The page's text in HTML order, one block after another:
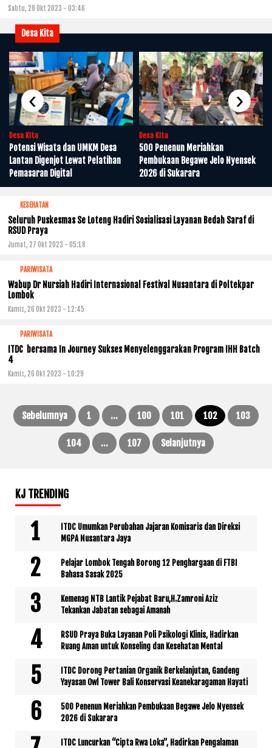
Sabtu, 28 Okt 2023 - 03:46
Desa Kita
Desa Kita
Potensi Wisata dan UMKM Desa
Lantan Digenjot Lewat Pelatihan
Pemasaran Digital
Desa Kita
500 Penenun Meriahkan
Pembukaan Begawe Jelo Nyensek
2026 di Sukarara
‹ ›
KESEHATAN
Seluruh Puskesmas Se Loteng Hadiri Sosialisasi Layanan Bedah Saraf di
RSUD Praya
Jumat, 27 Okt 2023 - 05:18
PARIWISATA
Wabup Dr Nursiah Hadiri Internasional Festival Nusantara di Poltekpar
Lombok
Kamis, 26 Okt 2023 - 12:45
PARIWISATA
ITDC bersama In Journey Sukses Menyelenggarakan Program IHH Batch
4
Kamis, 26 Okt 2023 - 10:29
Paginasi
Sebelumnya 1 … 100 101 102 103
104 … 107 Selanjutnya
KJ TRENDING
ITDC Umumkan Perubahan Jajaran Komisaris dan Direksi
MGPA Nusantara Jaya
Pelajar Lombok Tengah Borong 12 Penghargaan di FTBI
Bahasa Sasak 2025
Kemenag NTB Lantik Pejabat Baru,H.Zamroni Aziz
Tekankan Jabatan sebagai Amanah
RSUD Praya Buka Layanan Poli Psikologi Klinis, Hadirkan
Ruang Aman untuk Konseling dan Kesehatan Mental
ITDC Dorong Pertanian Organik Berkelanjutan, Gandeng
Yayasan Owl Tower Bali Konservasi Keanekaragaman Hayati
500 Penenun Meriahkan Pembukaan Begawe Jelo Nyensek
2026 di Sukarara
ITDC Luncurkan “Cipta Rwa Loka”, Hadirkan Pengalaman